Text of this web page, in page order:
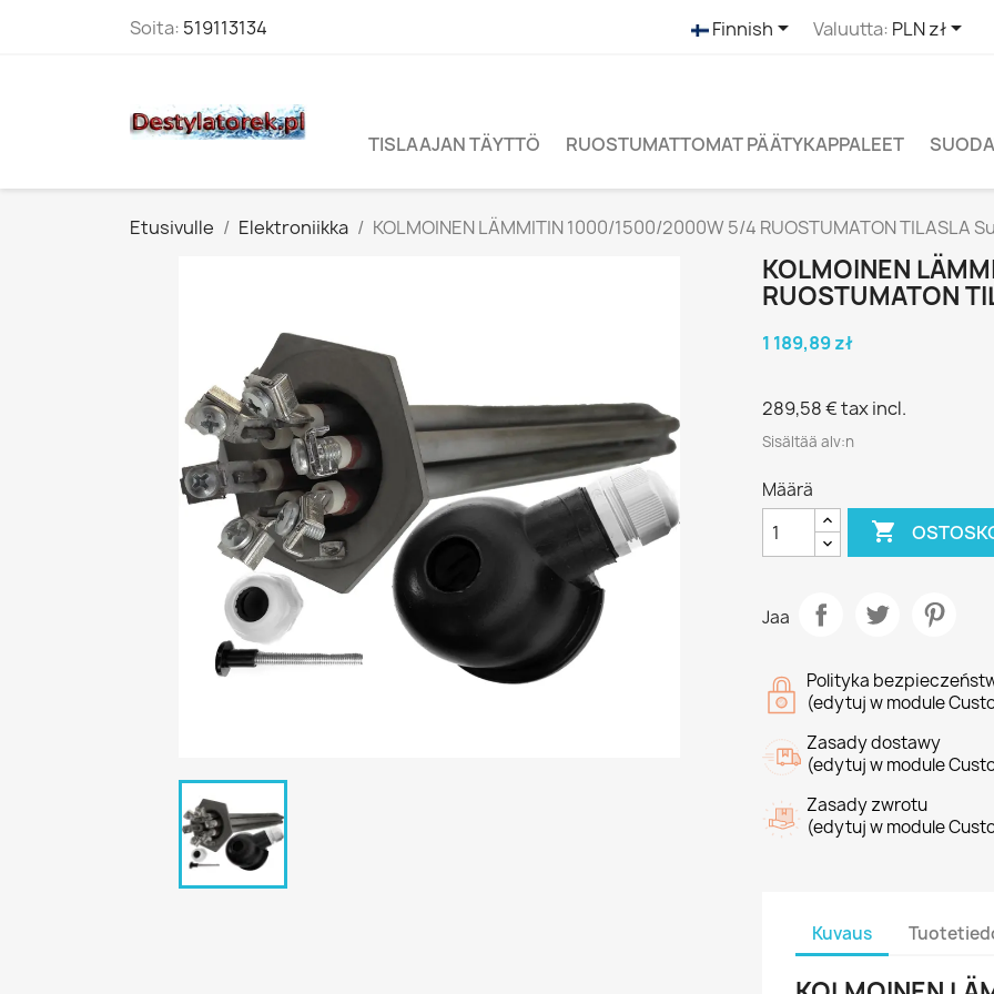
Soita: 519113134 Finnish Valuutta: PLN zł
TISLAAJAN TÄYTTÖ RUOSTUMATTOMAT PÄÄTYKAPPALEET
Etusivulle Elektroniikka KOLMOINEN LÄMMITIN 1000/1500/2000W 5/4 RUOSTUMATON TILASLA
KOLMOINEN
RUOSTUMATON
1 189,89 zł
289,58 €tax incl.
Sisältää alv:n
Määrä

Jaa
Polityka
(edytuj w module
Zasady dostawy
(edytuj w module
Zasady zwrotu
(edytuj w module
Kuvaus